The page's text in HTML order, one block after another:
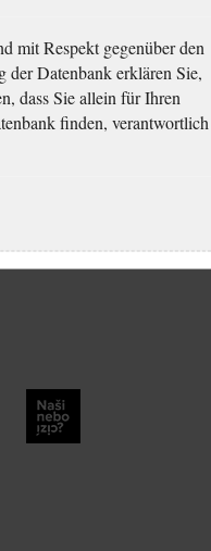
mit Respekt gegenüber den
Datenbank erklären Sie,
dass Sie allein für Ihren
finden, verantwortlich